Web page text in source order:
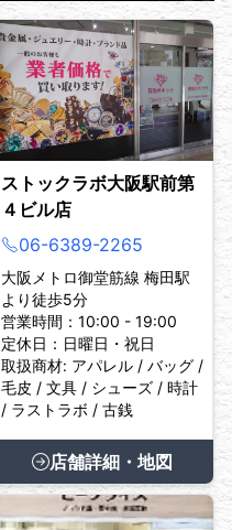
ストックラボ大阪駅前第
４ビル店
06-6389-2265
大阪メトロ御堂筋線 梅田駅
より徒歩5分
営業時間：10:00 - 19:00
定休日：日曜日・祝日
取扱商材: アパレル / バッグ /
毛皮 / 文具 / シューズ / 時計
/ ラストラボ / 古銭
店舗詳細・地図